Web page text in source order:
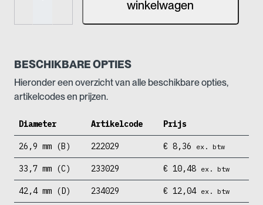
aantal
winkelwagen
BESCHIKBARE OPTIES
Hieronder een overzicht van alle beschikbare opties,
artikelcodes en prijzen.
Diameter Artikelcode Prijs
26,9 mm (B) 222029 € 8,36 ex. btw
33,7 mm (C) 233029 € 10,48 ex. btw
42,4 mm (D) 234029 € 12,04 ex. btw